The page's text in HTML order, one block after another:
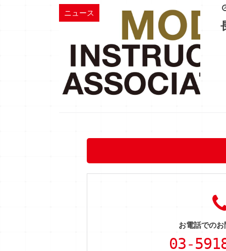
ニュース
お電話での
03-